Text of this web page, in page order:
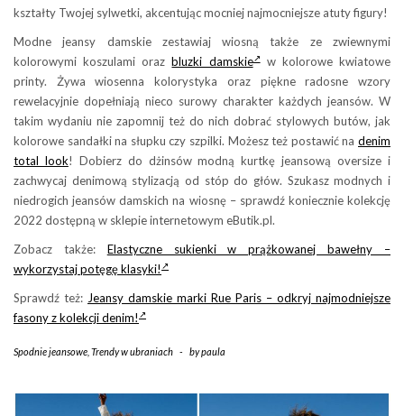
kształty Twojej sylwetki, akcentując mocniej najmocniejsze atuty figury!
Modne jeansy damskie zestawiaj wiosną także ze zwiewnymi
kolorowymi koszulami orazbluzki damskie w kolorowe kwiatowe
printy. Żywa wiosenna kolorystyka oraz piękne radosne wzory
rewelacyjnie dopełniają nieco surowy charakter każdych jeansów. W
takim wydaniu nie zapomnij też do nich dobrać stylowych butów, jak
kolorowe sandałki na słupku czy szpilki. Możesz też postawić na denim
total look! Dobierz do dżinsów modną kurtkę jeansową oversize i
zachwycaj denimową stylizacją od stóp do głów. Szukasz modnych i
niedrogich jeansów damskich na wiosnę – sprawdź koniecznie kolekcję
2022 dostępną w sklepie internetowym eButik.pl.
Zobacz także: Elastyczne sukienki w prążkowanej bawełny –
wykorzystaj potęgę klasyki!
Sprawdź też: Jeansy damskie marki Rue Paris – odkryj najmodniejsze
fasony z kolekcji denim!
Spodnie jeansowe Trendy w ubraniach - bypaula